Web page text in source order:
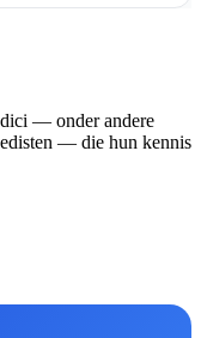
— onder andere
— die hun kennis